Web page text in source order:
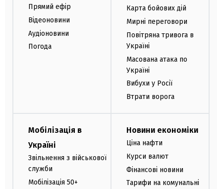
Прямий ефір
Відеоновини
Аудіоновини
Погода
Карта бойових дій
Мирні переговори
Повітряна тривога в
Україні
Масована атака по
Україні
Вибухи у Росії
Втрати ворога
Мобілізація в
Україні
Звільнення з військової
служби
Мобілізація 50+
Новини економіки
Ціна нафти
Курси валют
Фінансові новини
Тарифи на комунальні